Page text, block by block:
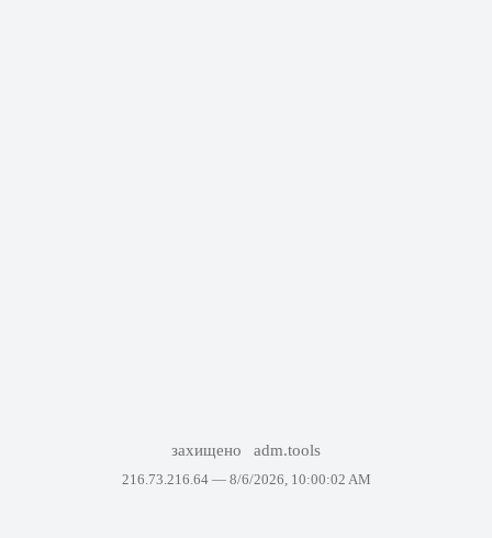
захищено adm.tools
216.73.216.64 — 8/6/2026, 10:00:02 AM